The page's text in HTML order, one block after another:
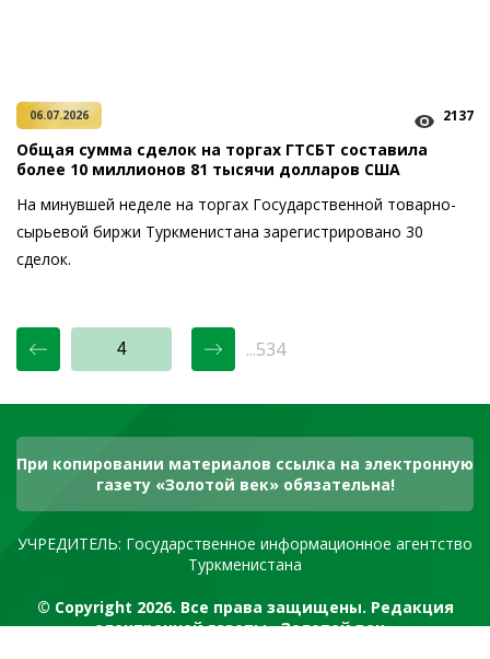
06.07.2026 2137
Общая сумма сделок на торгах ГТСБТ составила
более 10 миллионов 81 тысячи долларов США
На минувшей неделе на торгах Государственной товарно-
сырьевой биржи Туркменистана зарегистрировано 30
сделок.
...534
При копировании материалов ссылка на электронную
газету «Золотой век» обязательна!
УЧРЕДИТЕЛЬ: Государственное информационное агентство
Туркменистана
© Copyright 2026. Все права защищены. Редакция
электронной газеты «Золотой век»